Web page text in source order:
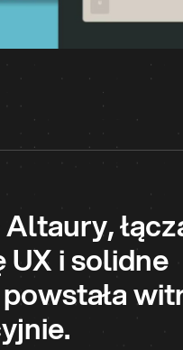
i solidne